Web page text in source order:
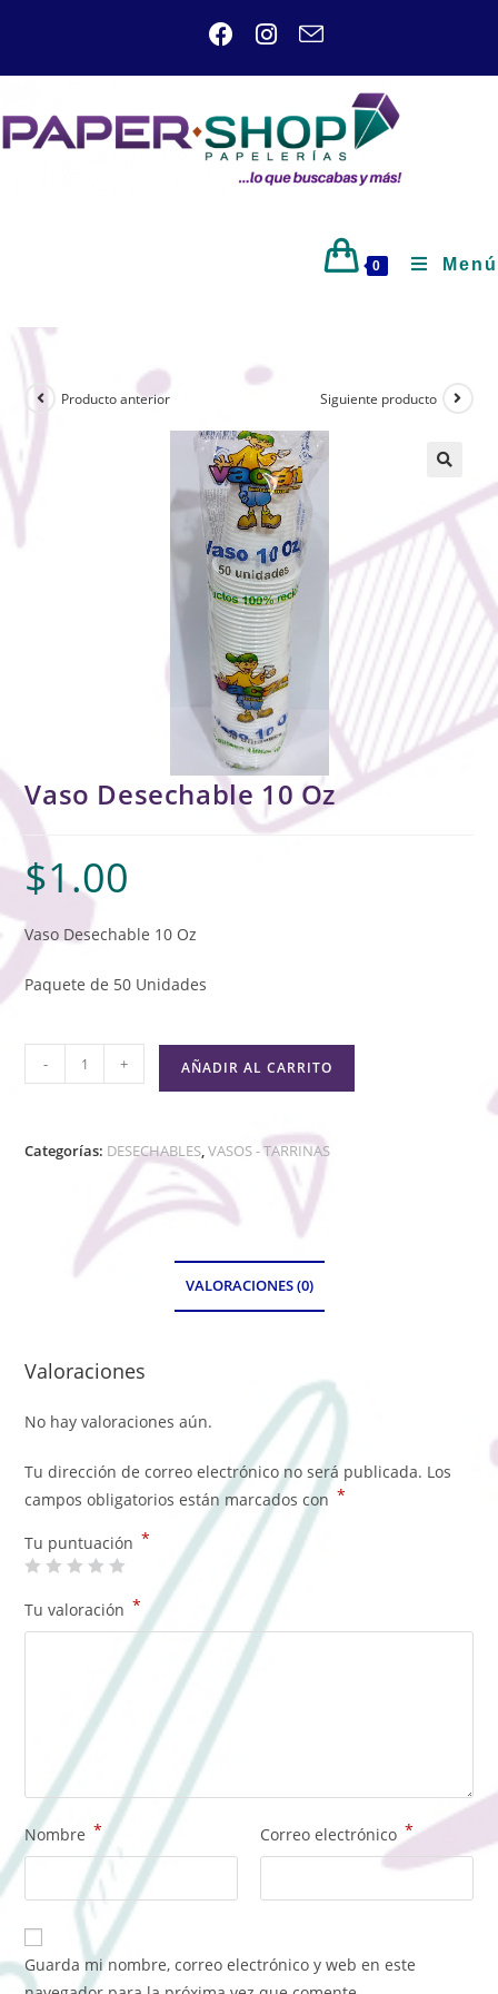
0 Menú
Producto anterior Siguiente producto
Vaso Desechable 10 Oz
$1.00
Vaso Desechable 10 Oz
Paquete de 50 Unidades
- + AÑADIR AL CARRITO
Categorías: DESECHABLES,VASOS - TARRINAS
VALORACIONES (0)
Valoraciones
No hay valoraciones aún.
Tu dirección de correo electrónico no será publicada. Los
campos obligatorios están marcados con *
Tu puntuación *
Tu valoración *
Nombre * Correo electrónico *
Guarda mi nombre, correo electrónico y web en este